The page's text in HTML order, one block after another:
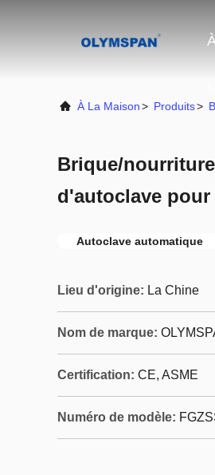
À La Maison> Produits>
Brique/
d'autoclave
Autoclave automatique
Lieu d'origine: La Chine
Nom de marque:
Certification: CE, ASME
Numéro de modèle: